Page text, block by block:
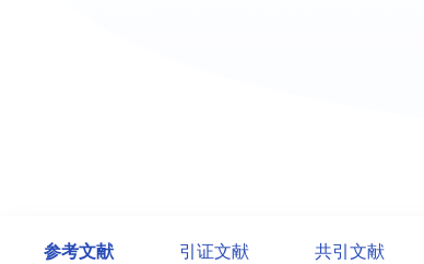
参考文献 引证文献 共引文献